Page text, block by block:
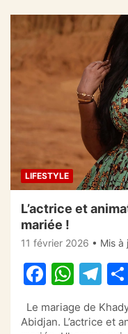
LIFESTYLE
L’actrice et
mariée !
11 février 2026 • Mis à
F
c
W
at
T
el
e
Le mariage de
Abidjan. L’actrice et